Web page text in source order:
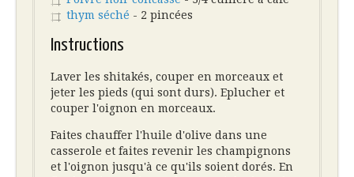
thym séché - 2 pincées
Instructions
Laver les shitakés, couper en morceaux et
jeter les pieds (qui sont durs). Eplucher et
couper l'oignon en morceaux.
Faites chauffer l'huile d'olive dans une
casserole et faites revenir les champignons
et l'oignon jusqu'à ce qu'ils soient dorés. En